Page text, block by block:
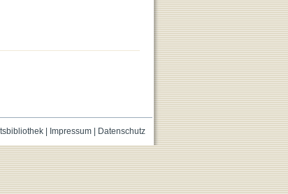
| Impressum| Datenschutz